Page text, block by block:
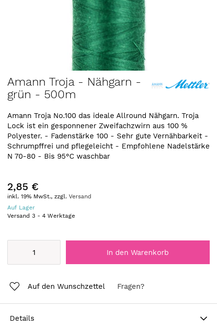
Anfang
der
springen
Amann Troja - Nähgarn -
grün - 500m
Amann Troja No.100 das ideale Allround Nähgarn. Troja
Lock ist ein gesponnener Zweifachzwirn aus 100 %
Polyester. - Fadenstärke 100 - Sehr gute Vernähbarkeit -
Schrumpffrei und pflegeleicht - Empfohlene Nadelstärke
N 70-80 - Bis 95°C waschbar
2,85 €
inkl. 19% MwSt., zzgl. Versand
Auf Lager
Versand 3 - 4 Werktage
In den Warenkorb
Auf den Wunschzettel Fragen?
Details